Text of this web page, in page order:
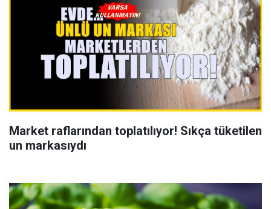
Market raflarından toplatılıyor! Sıkça tüketilen
un markasıydı